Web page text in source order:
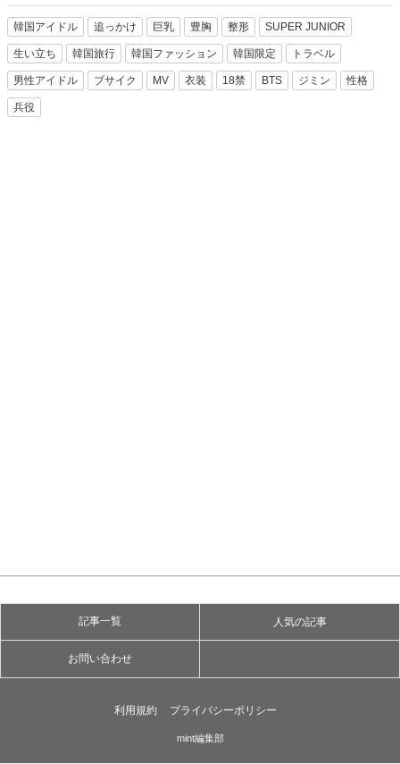
韓国アイドル 追っかけ 巨乳 豊胸 整形 SUPER JUNIOR
生い立ち 韓国旅行 韓国ファッション 韓国限定 トラベル
男性アイドル ブサイク MV 衣装 18禁 BTS ジミン 性格
兵役
記事一覧 人気の記事
お問い合わせ
利用規約 プライバシーポリシー
mint編集部